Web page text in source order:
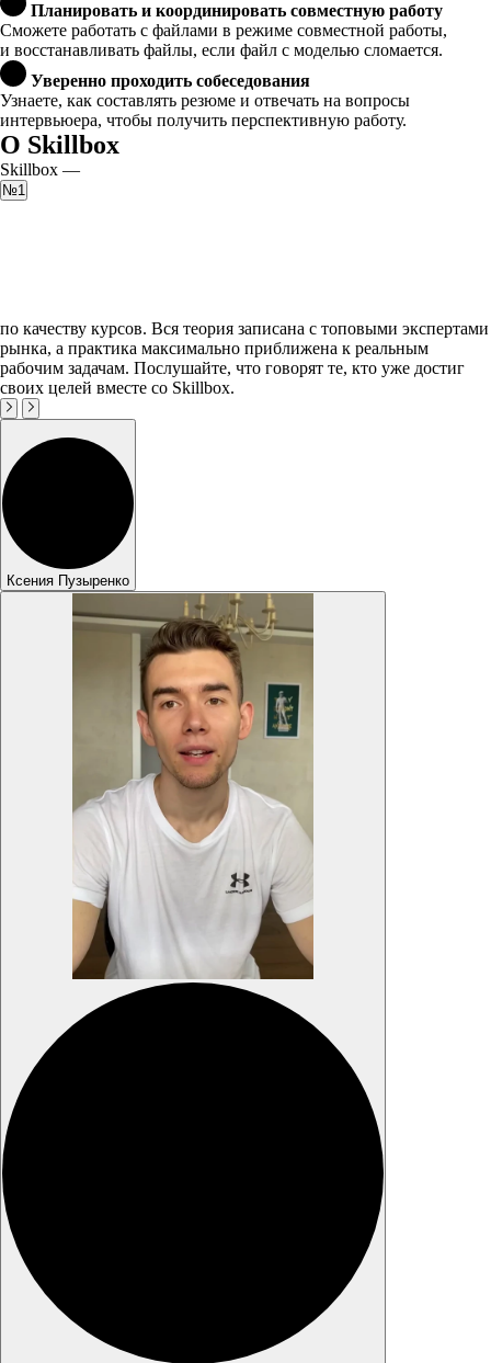
Планировать и координировать совместную работу
Сможете работать с файлами в режиме совместной работы,
и восстанавливать файлы, если файл с моделью сломается.
Уверенно проходить собеседования
Узнаете, как составлять резюме и отвечать на вопросы
интервьюера, чтобы получить перспективную работу.
О Skillbox
Skillbox —
№1
по качеству курсов. Вся теория записана с топовыми экспертами
рынка, а практика максимально приближена к реальным
рабочим задачам. Послушайте, что говорят те, кто уже достиг
своих целей вместе со Skillbox.
Ксения Пузыренко